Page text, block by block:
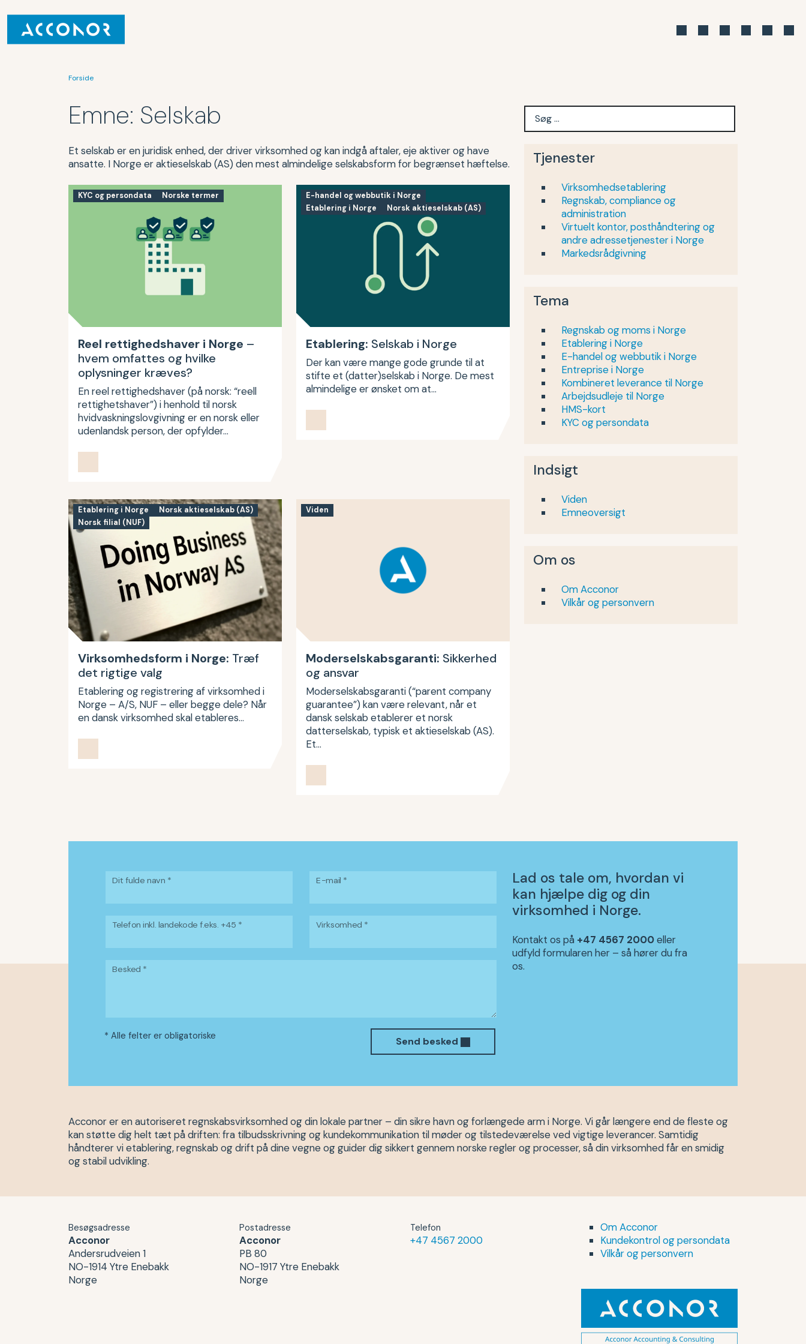
Forside
Emne: Selskab
Et selskab er en juridisk enhed, der driver virksomhed og kan indgå aftaler, eje aktiver og have
ansatte. I Norge er aktieselskab (AS) den mest almindelige selskabsform for begrænset hæftelse.
Reel rettighedshaver i Norge –
hvem omfattes og hvilke
oplysninger kræves?
En reel rettighedshaver (på norsk: “reell
rettighetshaver”) i henhold til norsk
hvidvaskningslovgivning er en norsk eller
udenlandsk person, der opfylder…
KYC og persondata Norske termer
Etablering: Selskab i Norge
Der kan være mange gode grunde til at
stifte et (datter)selskab i Norge. De mest
almindelige er ønsket om at…
E-handel og webbutik i Norge
Etablering i Norge
Norsk aktieselskab (AS)
Virksomhedsform i Norge: Træf
det rigtige valg
Etablering og registrering af virksomhed i
Norge – A/S, NUF – eller begge dele? Når
en dansk virksomhed skal etableres…
Etablering i Norge
Norsk aktieselskab (AS)
Norsk filial (NUF)
Moderselskabsgaranti: Sikkerhed
og ansvar
Moderselskabsgaranti (“parent company
guarantee”) kan være relevant, når et
dansk selskab etablerer et norsk
datterselskab, typisk et aktieselskab (AS).
Et…
Viden
Tjenester
Virksomhedsetablering
Regnskab, compliance og
administration
Virtuelt kontor, posthåndtering og
andre adressetjenester i Norge
Markedsrådgivning
Tema
Regnskab og moms i Norge
Etablering i Norge
E-handel og webbutik i Norge
Entreprise i Norge
Kombineret leverance til Norge
Arbejdsudleje til Norge
HMS-kort
KYC og persondata
Indsigt
Viden
Emneoversigt
Om os
Om Acconor
Vilkår og personvern
Lad os tale om, hvordan vi
kan hjælpe dig og din
virksomhed i Norge.
Kontakt os på +47 4567 2000eller
udfyld formularen her – så hører du fra
os.
Dit fulde navn * E-mail *
Telefon inkl. landekode f.eks. +45 * Virksomhed *
Besked *
* Alle felter er obligatoriske Send besked
Acconor er en autoriseret regnskabsvirksomhed og din lokale partner – din sikre havn og forlængede arm i Norge. Vi går længere end de fleste og
kan støtte dig helt tæt på driften: fra tilbudsskrivning og kundekommunikation til møder og tilstedeværelse ved vigtige leverancer. Samtidig
håndterer vi etablering, regnskab og drift på dine vegne og guider dig sikkert gennem norske regler og processer, så din virksomhed får en smidig
og stabil udvikling.
Besøgsadresse
Acconor
Andersrudveien 1
NO-1914 Ytre Enebakk
Norge
Postadresse
Acconor
PB 80
NO-1917 Ytre Enebakk
Norge
Telefon
+47 4567 2000
Om Acconor
Kundekontrol og persondata
Vilkår og personvern